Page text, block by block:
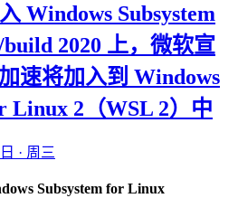
Windows Subsystem
2020 上，微软宣
速将加入到 Windows
Linux 2（WSL 2）中
· 周三
Subsystem for Linux